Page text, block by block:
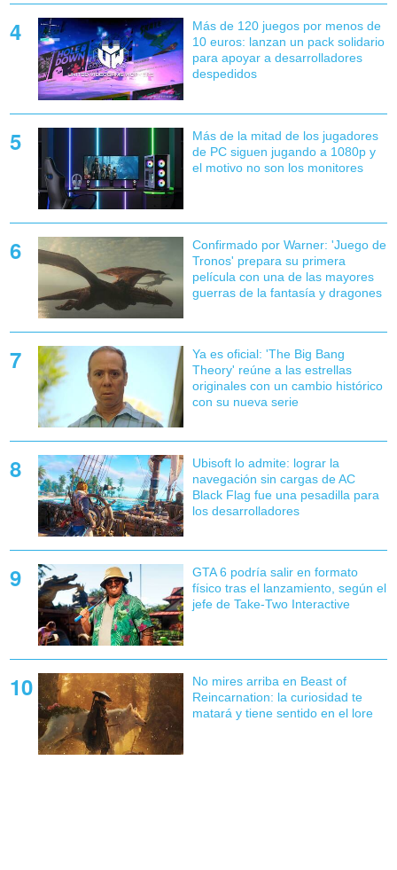
Más de 120 juegos por menos de
10 euros: lanzan un pack solidario
para apoyar a desarrolladores
despedidos
Más de la mitad de los jugadores
de PC siguen jugando a 1080p y
el motivo no son los monitores
Confirmado por Warner: 'Juego de
Tronos' prepara su primera
película con una de las mayores
guerras de la fantasía y dragones
Ya es oficial: 'The Big Bang
Theory' reúne a las estrellas
originales con un cambio histórico
con su nueva serie
Ubisoft lo admite: lograr la
navegación sin cargas de AC
Black Flag fue una pesadilla para
los desarrolladores
GTA 6 podría salir en formato
físico tras el lanzamiento, según el
jefe de Take-Two Interactive
No mires arriba en Beast of
Reincarnation: la curiosidad te
matará y tiene sentido en el lore